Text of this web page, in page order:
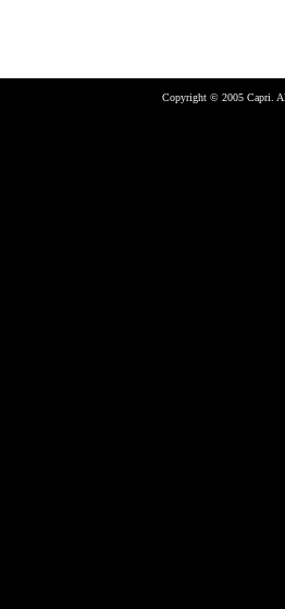
Copyright © 2005 Capri.